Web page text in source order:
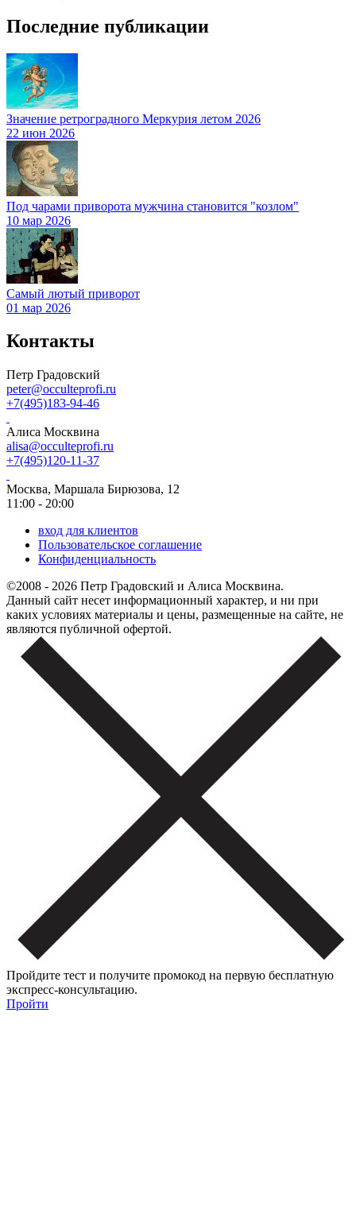
Последние публикации
Значение ретроградного Меркурия летом 2026
22 июн 2026
Под чарами приворота мужчина становится "козлом"
10 мар 2026
Самый лютый приворот
01 мар 2026
Контакты
Петр Градовский
peter@occulteprofi.ru
+7(495)183-94-46
Алиса Москвина
alisa@occulteprofi.ru
+7(495)120-11-37
Москва, Маршала Бирюзова, 12
11:00 - 20:00
вход для клиентов
Пользовательское соглашение
Конфиденциальность
©2008 - 2026 Петр Градовский и Алиса Москвина.
Данный сайт несет информационный характер, и ни при
каких условиях материалы и цены, размещенные на сайте, не
являются публичной офертой.
Пройдите тест и получите промокод на первую бесплатную
экспресс-консультацию.
Пройти